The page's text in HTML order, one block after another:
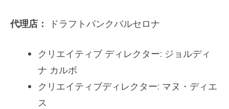
代理店： ドラフトパンクバルセロナ
クリエイティブ ディレクター: ジョルディ
ナ カルボ
クリエイティブディレクター: マヌ・ディエ
ス